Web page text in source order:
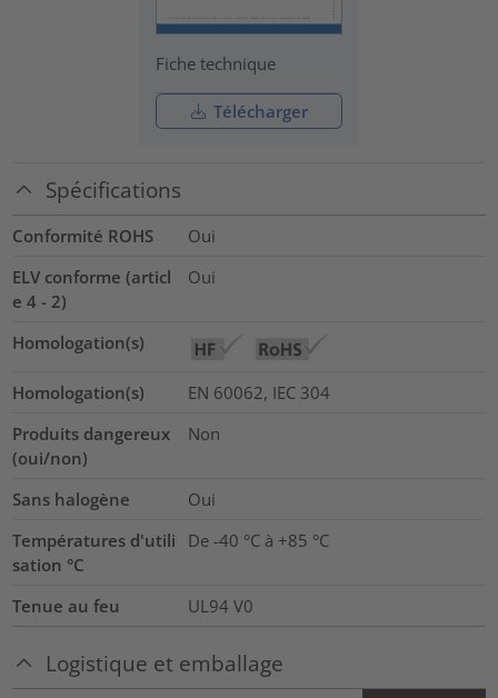
Fiche technique
Télécharger
Spécifications
Conformité ROHS
Oui
ELV conforme (articl
e 4 - 2)
Oui
Homologation(s)
Homologation(s)
EN 60062, IEC 304
Produits dangereux
(oui/non)
Non
Sans halogène
Oui
Températures d'utili
sation °C
De -40 °C à +85 °C
Tenue au feu UL94 V0
Logistique et emballage